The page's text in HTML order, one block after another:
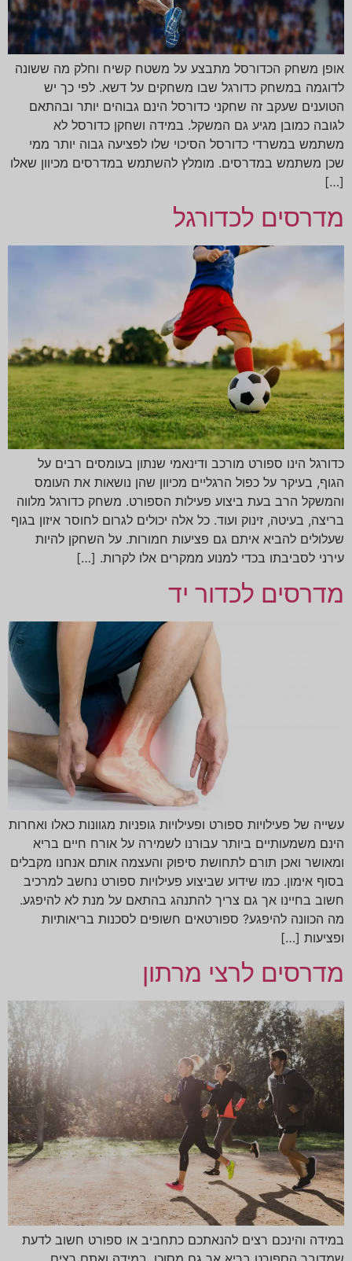
אופן משחק הכדורסל מתבצע על משטח קשיח וחלק מה ששונה
לדוגמה במשחק כדורגל שבו משחקים על דשא. לפי כך יש
הטוענים שעקב זה שחקני כדורסל הינם גבוהים יותר ובהתאם
לגובה כמובן מגיע גם המשקל. במידה ושחקן כדורסל לא
משתמש במשרדי כדורסל הסיכוי שלו לפציעה גבוה יותר ממי
שכן משתמש במדרסים. מומלץ להשתמש במדרסים מכיוון שאלו
[…]
מדרסים לכדורגל
כדורגל הינו ספורט מורכב ודינאמי שנתון בעומסים רבים על
הגוף, בעיקר על כפול הרגליים מכיוון שהן נושאות את העומס
והמשקל הרב בעת ביצוע פעילות הספורט. משחק כדורגל מלווה
בריצה, בעיטה, זינוק ועוד. כל אלה יכולים לגרום לחוסר איזון בגוף
שעלולים להביא איתם גם פציעות חמורות. על השחקן להיות
עירני לסביבתו בכדי למנוע ממקרים אלו לקרות. […]
מדרסים לכדור יד
עשייה של פעילויות ספורט ופעילויות גופניות מגוונות כאלו ואחרות
הינם משמעותיים ביותר עבורנו לשמירה על אורח חיים בריא
ומאושר ואכן תורם לתחושת סיפוק והעצמה אותם אנחנו מקבלים
בסוף אימון. כמו שידוע שביצוע פעילויות ספורט נחשב למרכיב
חשוב בחיינו אך גם צריך להתנהג בהתאם על מנת לא להיפגע.
מה הכוונה להיפגע? ספורטאים חשופים לסכנות בריאותיות
ופציעות […]
מדרסים לרצי מרתון
במידה והינכם רצים להנאתכם כתחביב או ספורט חשוב לדעת